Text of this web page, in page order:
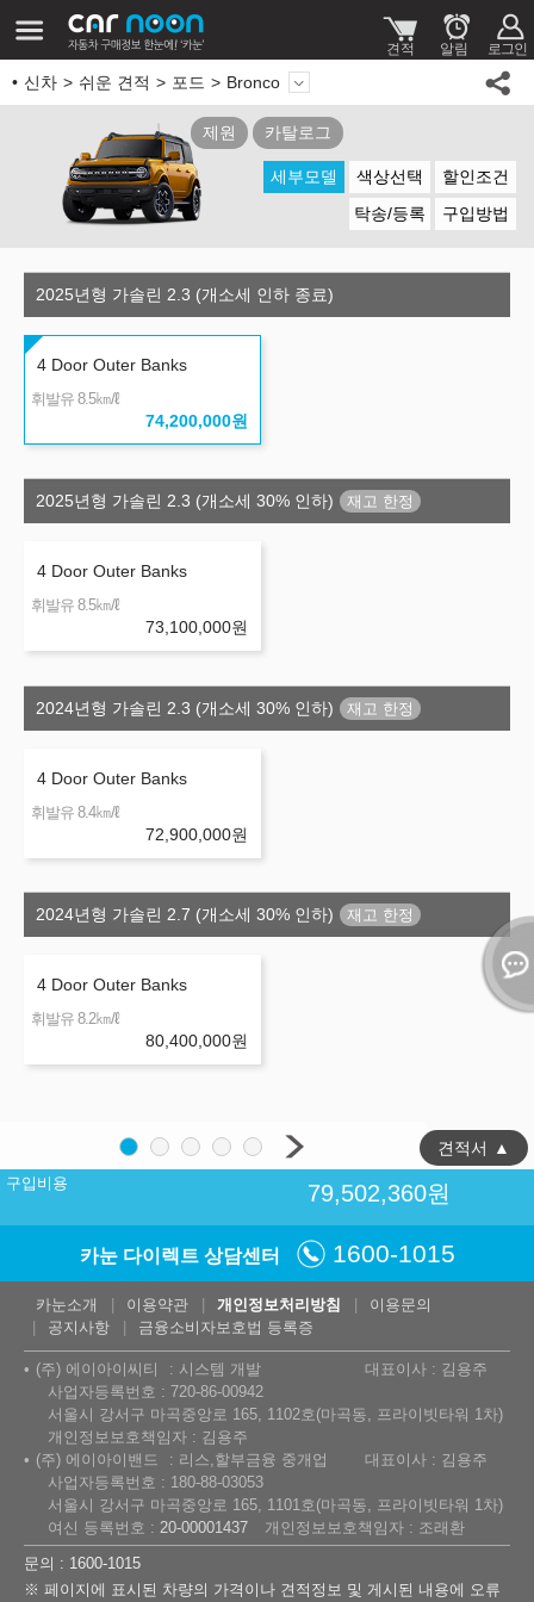
신차 쉬운 견적 포드 Bronco
제원 카탈로그
세부모델 색상선택
할인조건
탁송/등록
구입방법
2025년형 가솔린 2.3 (개소세 인하 종료)
4 Door Outer Banks
휘발유 8.5㎞/ℓ
74,200,000원
2025년형 가솔린 2.3 (개소세 30% 인하)
4 Door Outer Banks
휘발유 8.5㎞/ℓ
73,100,000원
2024년형 가솔린 2.3 (개소세 30% 인하)
4 Door Outer Banks
휘발유 8.4㎞/ℓ
72,900,000원
2024년형 가솔린 2.7 (개소세 30% 인하)
4 Door Outer Banks
휘발유 8.2㎞/ℓ
80,400,000원
구입비용 79,502,360원
견적서 ▲
카눈 다이렉트 상담센터 1600-1015
카눈소개 이용약관 개인정보처리방침
이용문의
공지사항
금융소비자보호법 등록증
(주) 에이아이씨티 시스템 개발
대표이사 : 김용주
사업자등록번호 : 720-86-00942
서울시 강서구 마곡중앙로 165, 1102호(마곡동, 프라이빗타워 1차)
개인정보보호책임자 : 김용주
(주) 에이아이밴드
리스,할부금융 중개업
대표이사 : 김용주
사업자등록번호 : 180-88-03053
서울시 강서구 마곡중앙로 165, 1101호(마곡동, 프라이빗타워 1차)
여신 등록번호 : 20-00001437
개인정보보호책임자 : 조래환
문의 : 1600-1015
※ 페이지에 표시된 차량의 가격이나 견적정보 및 게시된 내용에 오류